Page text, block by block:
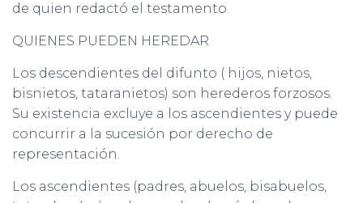
de quien redactó el testamento.
QUIENES PUEDEN HEREDAR
Los descendientes del difunto ( hijos, nietos,
bisnietos, tataranietos) son herederos forzosos.
Su existencia excluye a los ascendientes y puede
concurrir a la sucesión por derecho de
representación.
Los ascendientes (padres, abuelos, bisabuelos,